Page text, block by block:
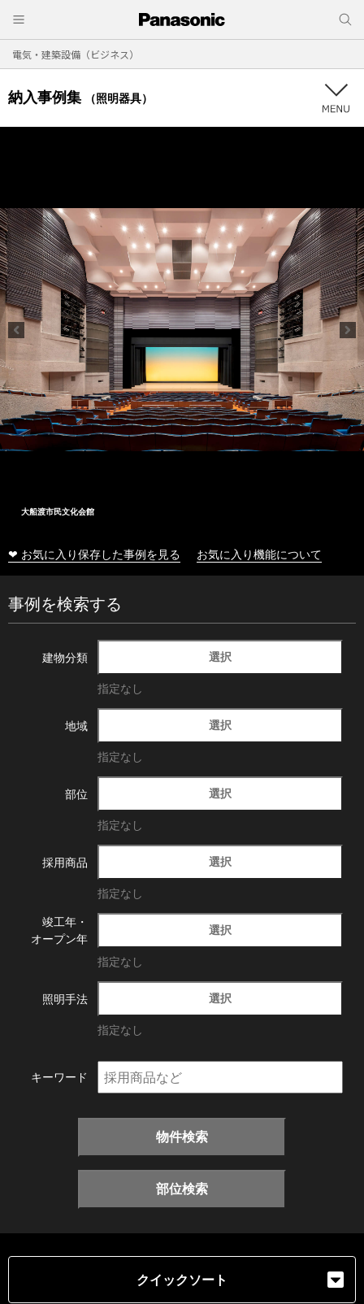
電気・建築設備（ビジネス）
納入事例集 （照明器具）
大船渡市民文化会館
❤ お気に入り保存した事例を見る お気に入り機能について
事例を検索する
建物分類 選択
指定なし
地域 選択
指定なし
部位 選択
指定なし
採用商品 選択
指定なし
竣工年・
オープン年
選択
指定なし
照明手法 選択
指定なし
キーワード
物件検索
部位検索
クイックソート